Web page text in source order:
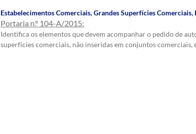
Estabelecimentos Comerciais,Grandes Superfícies Comerciais,
Portaria n.º 104-A/2015:
Identifica os elementos que devem acompanhar o pedido de
superfícies comerciais, não inseridas em conjuntos comerciais,